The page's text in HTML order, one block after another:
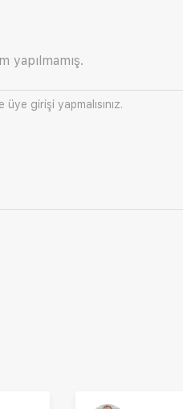
yapılmamış.
üye girişi yapmalısınız.